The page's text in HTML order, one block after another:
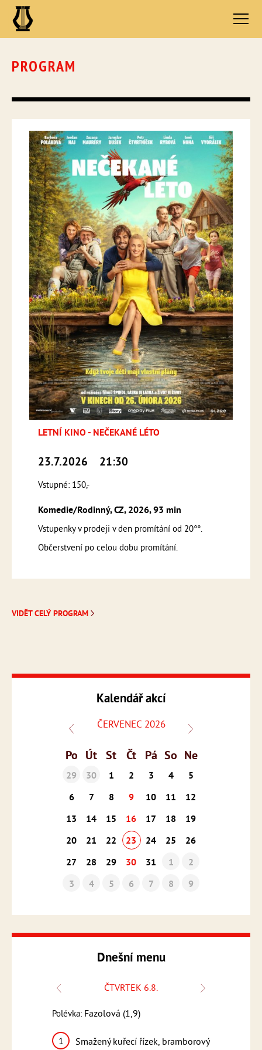
PROGRAM
LETNÍ KINO - NEČEKANÉ LÉTO
23.7.2026 21:30
Vstupné: 150,-
Komedie/Rodinný, CZ, 2026, 93 min
Vstupenky v prodeji v den promítání od 20°°.
Občerstvení po celou dobu promítání.
VIDĚT CELÝ PROGRAM
Kalendář akcí
ČERVENEC 2026
Po Út St Čt Pá So Ne
29 30 1 2 3 4
5
6
7 8 9 10 11
12
13
14 15 16 17 18
19
20
21 22 23 24 25
26
27
28 29 30 31 1
2
3
4 5 6 7 8 9
Dnešní menu
ČTVRTEK 6.8.
Polévka: Fazolová (1,9)
1
Smažený kuřecí řízek, bramborový